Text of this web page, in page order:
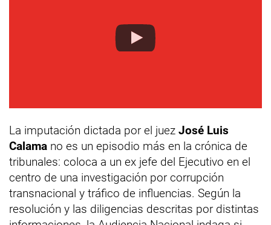
La imputación dictada por el juez José Luis
Calama no es un episodio más en la crónica de
tribunales: coloca a un ex jefe del Ejecutivo en el
centro de una investigación por corrupción
transnacional y tráfico de influencias. Según la
resolución y las diligencias descritas por distintas